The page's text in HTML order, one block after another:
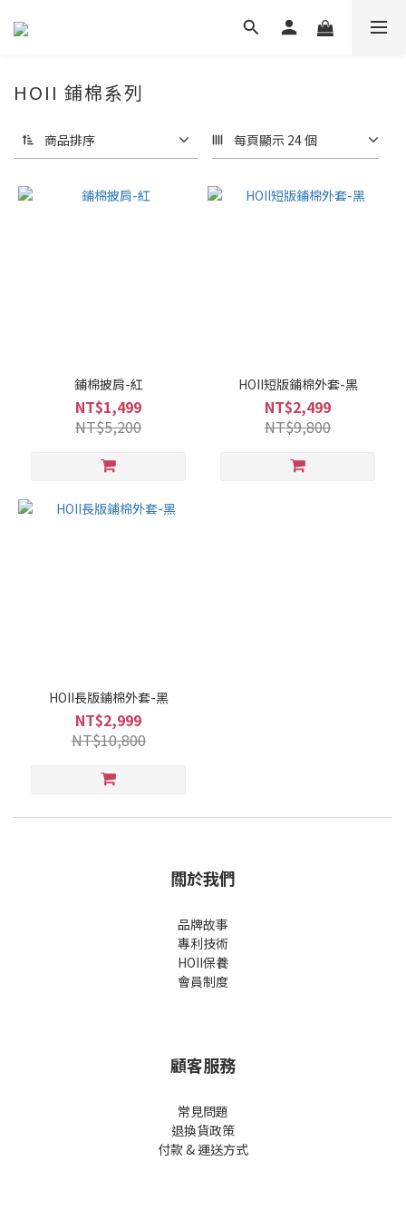
HOII 鋪棉系列
商品排序 每頁顯示 24 個
鋪棉披肩-紅
NT$1,499
NT$5,200
HOII短版鋪棉外套-黑
NT$2,499
NT$9,800
HOII長版鋪棉外套-黑
NT$2,999
NT$10,800
關於我們
品牌故事
專利技術
HOII保養
會員制度
顧客服務
常見問題
退換貨政策
付款 & 運送方式